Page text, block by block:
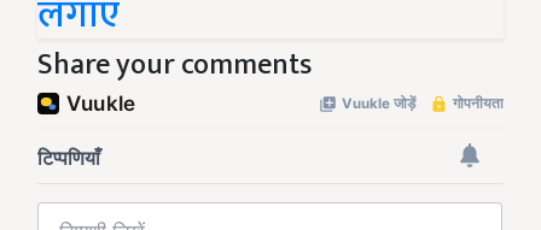
लगाएं
Share your comments